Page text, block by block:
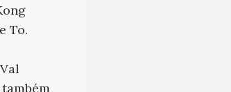
To.